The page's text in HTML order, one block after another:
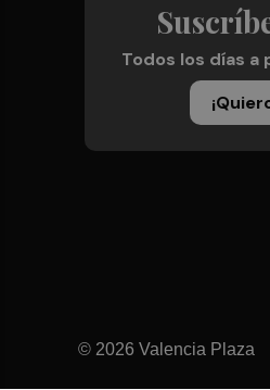
Todos los días a
© 2026 Valencia Plaza